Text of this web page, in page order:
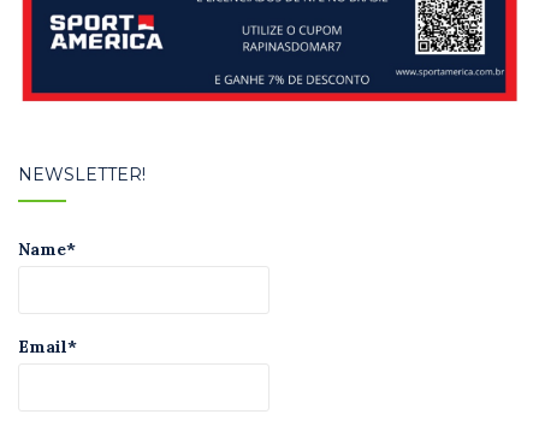
NEWSLETTER!
Name*
Email*